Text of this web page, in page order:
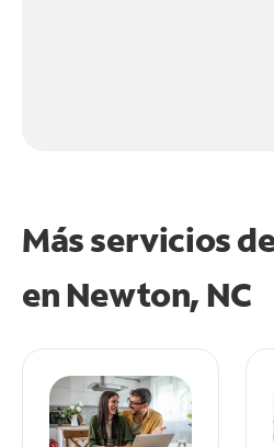
Más servicios
en Newton, NC